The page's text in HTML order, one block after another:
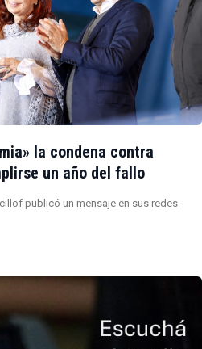
la condena contra
un año del fallo
publicó un mensaje en sus redes